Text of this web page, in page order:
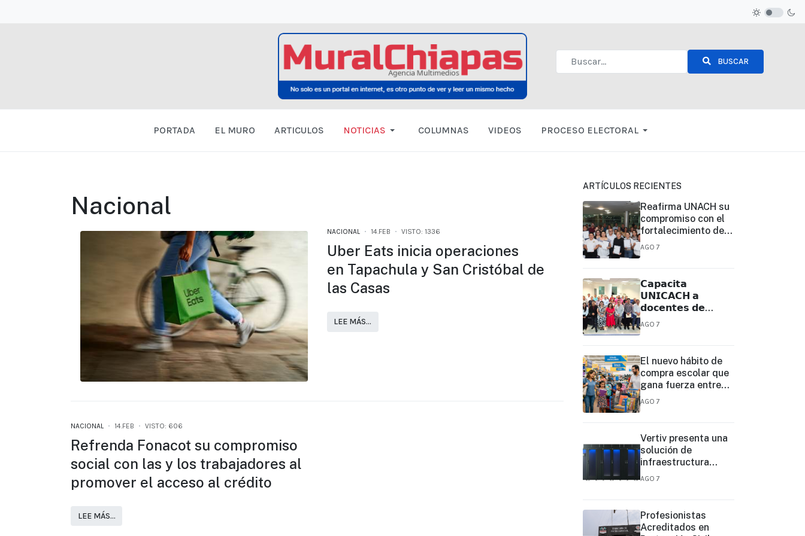
BUSCAR
PORTADA EL MURO ARTICULOS NOTICIAS COLUMNAS VIDEOS PROCESO ELECTORAL
Nacional
NACIONAL 14.FEB VISTO: 1336
Uber Eats inicia operaciones
en Tapachula y San Cristóbal de
las Casas
LEE MÁS…
NACIONAL 14.FEB VISTO: 606
Refrenda Fonacot su compromiso
social con las y los trabajadores al
promover el acceso al crédito
LEE MÁS…
ARTÍCULOS RECIENTES
Reafirma UNACH su
compromiso con el
fortalecimiento de
la certificación de
AGO 7
𝗖𝗮𝗽𝗮𝗰𝗶𝘁𝗮
𝗨𝗡𝗜𝗖𝗔𝗖𝗛 𝗮
𝗱𝗼𝗰𝗲𝗻𝘁𝗲𝘀 𝗱𝗲
𝗧𝗲𝗹𝗲𝗯𝗮𝗰𝗵𝗶𝗹𝗹𝗲𝗿𝗮𝘁𝗼
𝗲𝗱𝘂𝗰𝗮𝘁𝗶𝘃𝗮
AGO 7
El nuevo hábito de
compra escolar que
gana fuerza entre
las familias
AGO 7
Vertiv presenta una
solución de
infraestructura
prediseñada basada
implementaciones
de centros de datos
AGO 7
Profesionistas
Acreditados en